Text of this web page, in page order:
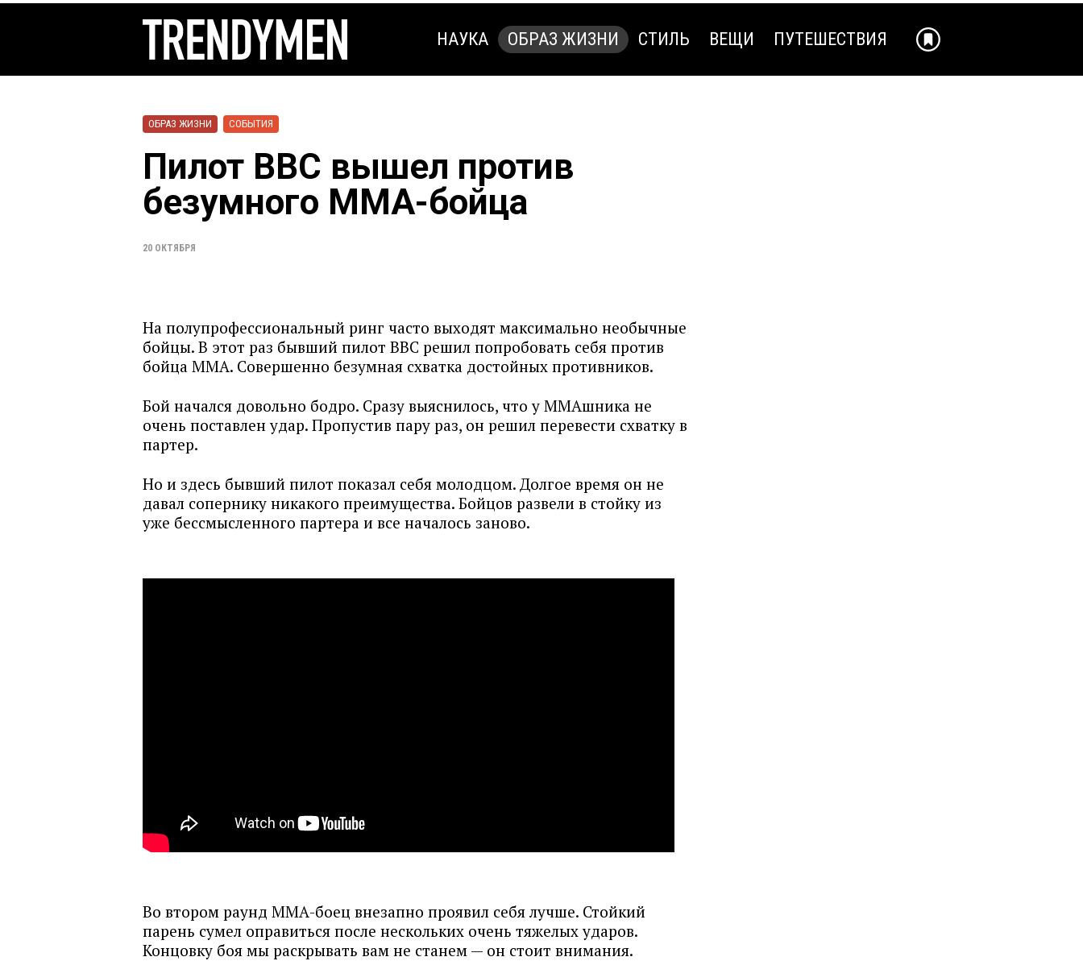
НАУКА ОБРАЗ ЖИЗНИ СТИЛЬ ВЕЩИ ПУТЕШЕСТВИЯ
ОБРАЗ ЖИЗНИ СОБЫТИЯ
Пилот ВВС вышел против
безумного ММА-бойца
20 ОКТЯБРЯ
На полупрофессиональный ринг часто выходят максимально необычные
бойцы. В этот раз бывший пилот ВВС решил попробовать себя против
бойца ММА. Совершенно безумная схватка достойных противников.
Бой начался довольно бодро. Сразу выяснилось, что у ММАшника не
очень поставлен удар. Пропустив пару раз, он решил перевести схватку в
партер.
Но и здесь бывший пилот показал себя молодцом. Долгое время он не
давал сопернику никакого преимущества. Бойцов развели в стойку из
уже бессмысленного партера и все началось заново.
Во втором раунд ММА-боец внезапно проявил себя лучше. Стойкий
парень сумел оправиться после нескольких очень тяжелых ударов.
Концовку боя мы раскрывать вам не станем — он стоит внимания.